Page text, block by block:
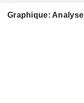
Graphique: